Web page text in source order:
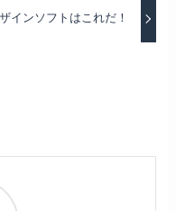
インソフトはこれだ！